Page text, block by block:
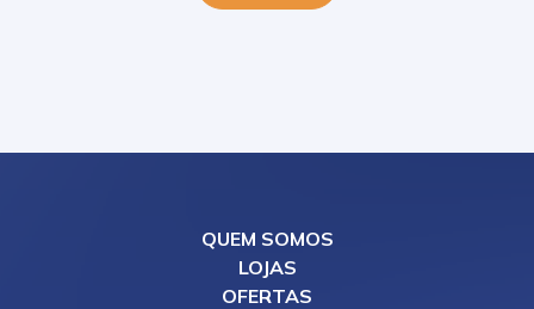
QUEM SOMOS
LOJAS
OFERTAS